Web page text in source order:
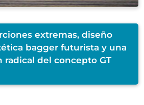
extremas, diseño
bagger futurista y una
del concepto GT